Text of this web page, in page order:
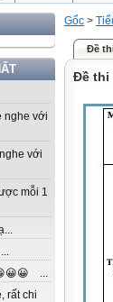
nghe với
với
mỗi 1
...
rất chi
Gốc >
Đề
Đề thi